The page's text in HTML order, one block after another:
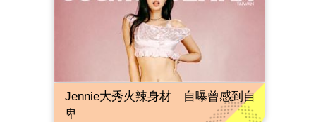
Jennie大秀火辣身材 自曝曾感到自
卑